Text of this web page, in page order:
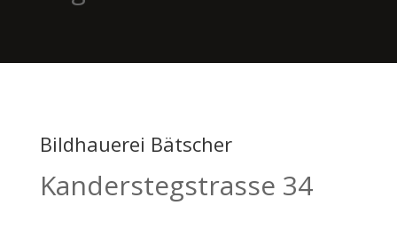
Bildhauerei Bätscher
Kanderstegstrasse 34